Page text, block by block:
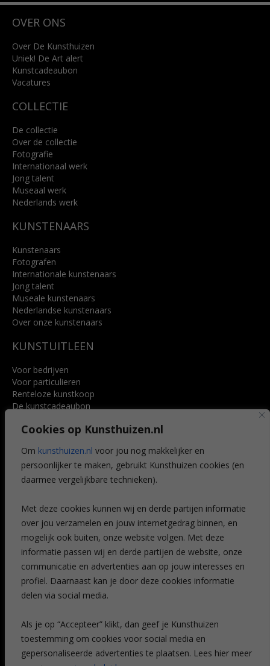
Cookies op Kunsthuizen.nl
Om kunsthuizen.nl voor jou nog makkelijker en
persoonlijker te maken, gebruikt Kunsthuizen cookies (en
daarmee vergelijkbare technieken).
Met deze cookies kunnen wij en derde partijen informatie
over jou verzamelen en jouw internetgedrag binnen, en
mogelijk ook buiten, onze website volgen. Met deze
informatie passen wij en derde partijen de website, onze
communicatie en advertenties aan op jouw interesses en
profiel. Daarnaast kan je door deze cookies informatie
delen via social media.
Als je op “Accepteer” klikt, dan geef je Kunsthuizen
toestemming om cookies voor social media en
gepersonaliseerde advertenties te plaatsen. Lees hier meer
4818 SB Breda
info@kunsthuisbreda.nl
Lees meer
OVER ONS
Over De Kunsthuizen
Uniek! De Art alert
Kunstcadeaubon
Vacatures
COLLECTIE
De collectie
Over de collectie
Fotografie
Internationaal werk
Jong talent
Museaal werk
Nederlands werk
KUNSTENAARS
Kunstenaars
Fotografen
Internationale kunstenaars
Jong talent
Museale kunstenaars
Nederlandse kunstenaars
Over onze kunstenaars
KUNSTUITLEEN
Voor bedrijven
Voor particulieren
Renteloze kunstkoop
De kunstcadeaubon
Voordelen
Veelgestelde vragen
CONTACT
Leiden
Amsterdam
Breda
Favorieten
Mijn art alert
NIEUWSBRIEF